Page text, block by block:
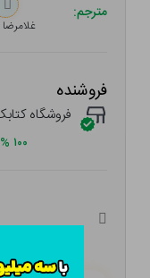
مترجم:
فروشنده
فروشگاه
۱۰۰ %